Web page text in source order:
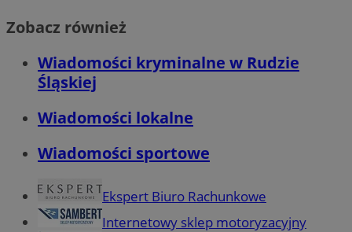
Zobacz również
Wiadomości kryminalne w Rudzie
Śląskiej
Wiadomości lokalne
Wiadomości sportowe
Ekspert Biuro Rachunkowe
Internetowy sklep motoryzacyjny